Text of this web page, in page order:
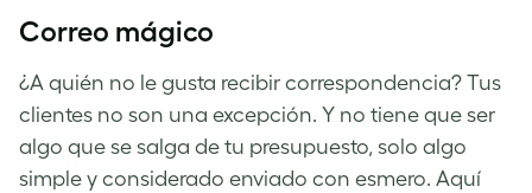
Correo mágico
¿A quién no le gusta recibir correspondencia? Tus
clientes no son una excepción. Y no tiene que ser
algo que se salga de tu presupuesto, solo algo
simple y considerado enviado con esmero. Aquí